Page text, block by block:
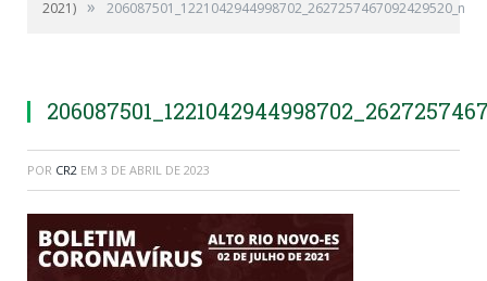
2021) » 206087501_1221042944998702_2627257467092429520_n
POR CR2 EM 3 DE ABRIL DE 2023